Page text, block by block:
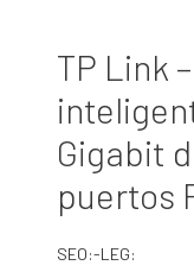
TP Link
Gigabit
puertos
SEO:-LEG: